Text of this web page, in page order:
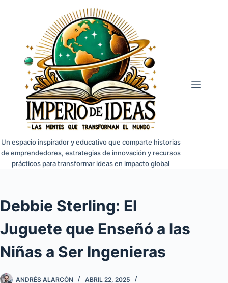
contenido
Un espacio inspirador y educativo que comparte historias
de emprendedores, estrategias de innovación y recursos
prácticos para transformar ideas en impacto global
Debbie Sterling: El
Juguete que Enseñó a las
Niñas a Ser Ingenieras
ANDRÉS ALARCÓN
ABRIL 22, 2025